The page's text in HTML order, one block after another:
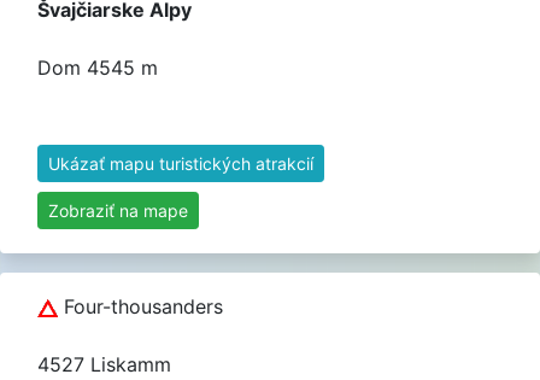
Švajčiarske Alpy
Dom 4545 m
Ukázať mapu turistických atrakcií
Zobraziť na mape
Four-thousanders
4527 Liskamm